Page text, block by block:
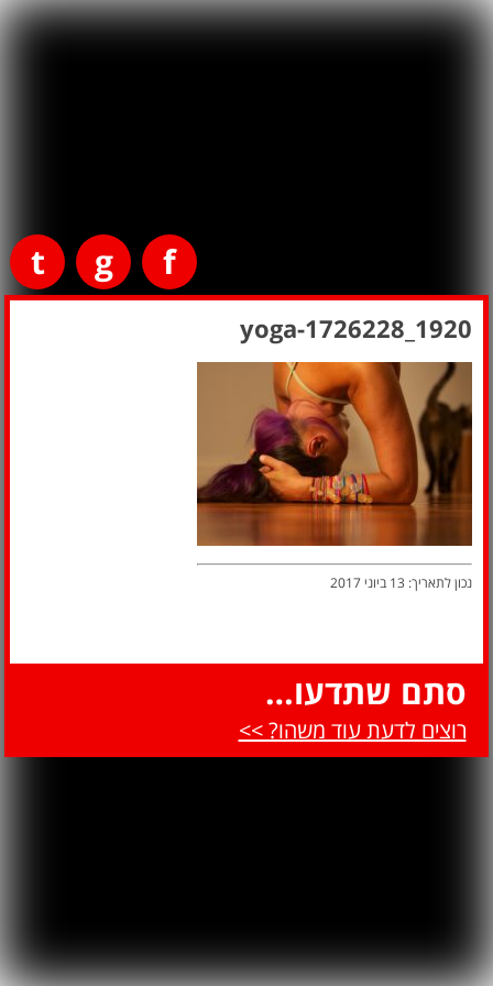
f
g
t
yoga-1726228_1920
נכון לתאריך: 13 ביוני 2017
סתם שתדעו…
רוצים לדעת עוד משהו? >>